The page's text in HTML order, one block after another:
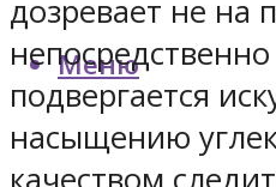
Меню
дозревает не на
подвергается
насыщению